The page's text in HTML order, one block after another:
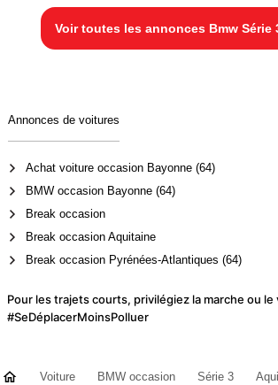
Voir toutes les annonces Bmw Série
Annonces de voitures
Achat voiture occasion Bayonne (64)
BMW occasion Bayonne (64)
Break occasion
Break occasion Aquitaine
Break occasion Pyrénées-Atlantiques (64)
Pour les trajets courts, privilégiez la marche ou le
#SeDéplacerMoinsPolluer
Voiture BMW occasion Série 3